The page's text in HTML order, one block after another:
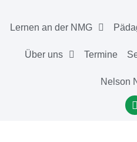
Lernen an der NMG
Über uns Termine
Nelson